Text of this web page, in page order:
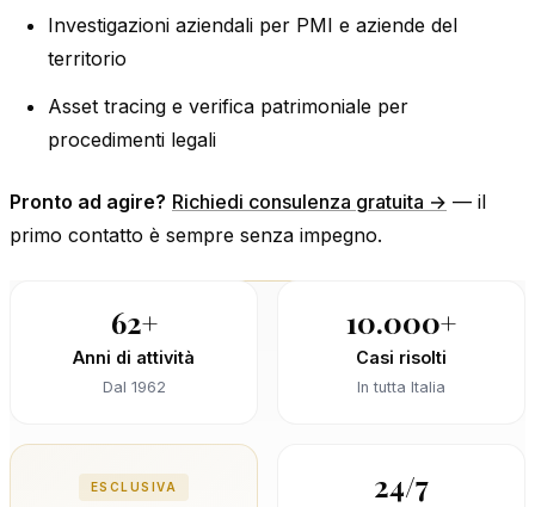
Investigazioni aziendali per PMI e aziende del
territorio
Asset tracing e verifica patrimoniale per
procedimenti legali
Pronto ad agire? Richiedi consulenza gratuita → — il
primo contatto è sempre senza impegno.
62+
Anni di attività
Dal 1962
10.000+
Casi risolti
In tutta Italia
ESCLUSIVA 24/7